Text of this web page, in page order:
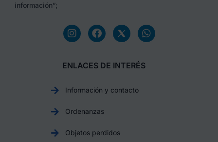
información”;
ENLACES DE INTERÉS
Información y contacto
Ordenanzas
Objetos perdidos